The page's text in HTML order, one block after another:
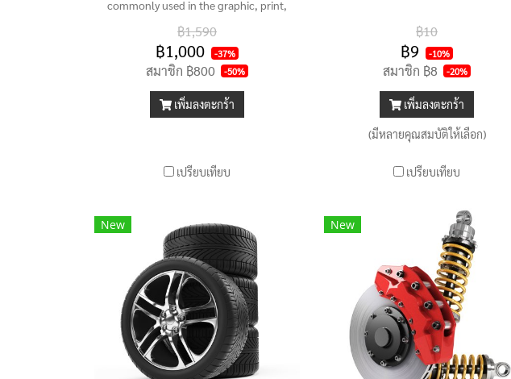
commonly used in the graphic, print,
and publishing industries for
previewing layouts and visual
mockups.
฿1,590
฿1,000 -37%
สมาชิก ฿800 -50%
เพิ่มลงตะกร้า
เปรียบเทียบ
฿10
฿9 -10%
สมาชิก ฿8 -20%
เพิ่มลงตะกร้า
(มีหลายคุณสมบัติให้เลือก)
เปรียบเทียบ
New New